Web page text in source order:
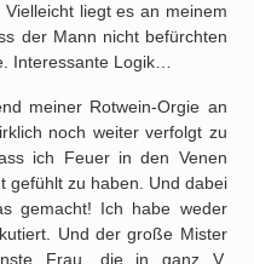
liegt es an meinem
der Mann nicht befürchten
Interessante Logik…
meiner Rotwein-Orgie an
noch weiter verfolgt zu
ich Feuer in den Venen
zu haben. Und dabei
gemacht! Ich habe weder
Und der große Mister
Frau, die in ganz V.